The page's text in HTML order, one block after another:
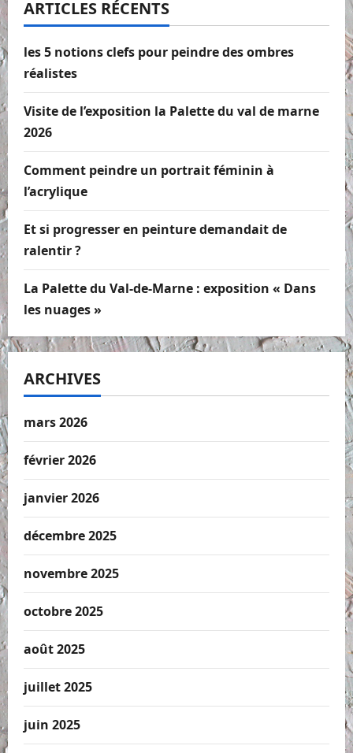
ARTICLES RÉCENTS
les 5 notions clefs pour peindre des ombres
réalistes
Visite de l’exposition la Palette du val de marne
2026
Comment peindre un portrait féminin à
l’acrylique
Et si progresser en peinture demandait de
ralentir ?
La Palette du Val-de-Marne : exposition « Dans
les nuages »
ARCHIVES
mars 2026
février 2026
janvier 2026
décembre 2025
novembre 2025
octobre 2025
août 2025
juillet 2025
juin 2025